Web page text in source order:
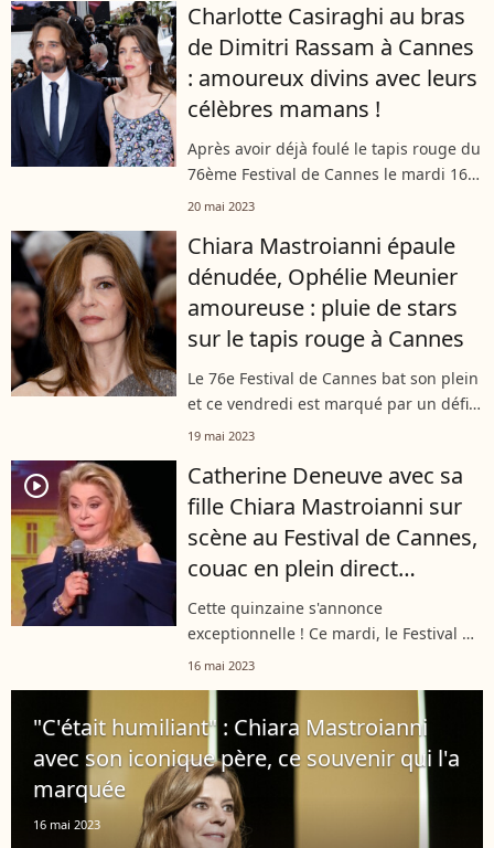
fêtes endiablées. Sur la plage...
Charlotte Casiraghi au bras
de Dimitri Rassam à Cannes
: amoureux divins avec leurs
célèbres mamans !
Après avoir déjà foulé le tapis rouge du
76ème Festival de Cannes le mardi 16
mai 2023, Dimitri Rassam et Charlotte
Croisette samedi 20 mai 2023,...
20 mai 2023
Chiara Mastroianni épaule
dénudée, Ophélie Meunier
amoureuse : pluie de stars
sur le tapis rouge à Cannes
Le 76e Festival de Cannes bat son plein
et ce vendredi est marqué par un défilé
de stars ! Si la veille l'attention était
"Indiana Jones" Ford, ce...
19 mai 2023
player2
Catherine Deneuve avec sa
fille Chiara Mastroianni sur
scène au Festival de Cannes,
couac en plein direct
(VIDEO)
Cette quinzaine s'annonce
exceptionnelle ! Ce mardi, le Festival de
Cannes a à nouveau ouvert ses portes
le premier tapis rouge, les stars se
sont...
16 mai 2023
"C'était humiliant" : Chiara Mastroianni
avec son iconique père, ce souvenir qui l'a
marquée
16 mai 2023